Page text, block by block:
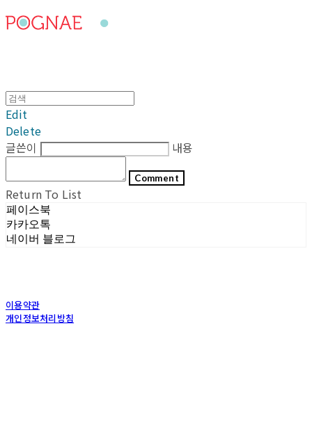
Edit
Delete
글쓴이
내용
Comment
Return To List
페이스북
카카오톡
네이버 블로그
이용약관
개인정보처리방침